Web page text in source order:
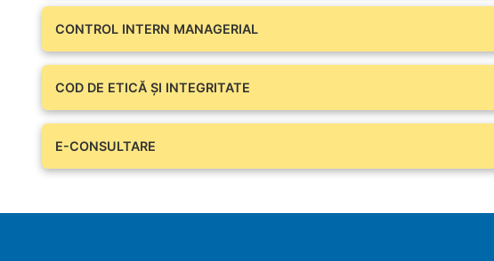
CONTROL INTERN MANAGERIAL
COD DE ETICĂ ȘI INTEGRITATE
E-CONSULTARE